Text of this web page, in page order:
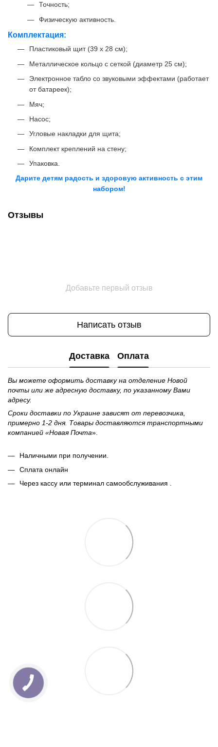
Точность;
Физическую активность.
Комплектация:
Пластиковый щит (39 x 28 см);
Металлическое кольцо с сеткой (диаметр 25 см);
Электронное табло со звуковыми эффектами (работает
от батареек);
Мяч;
Насос;
Угловые накладки для щита;
Комплект креплений на стену;
Упаковка.
Дарите детям радость и здоровую активность с этим
набором!
Отзывы
Добавьте первый отзыв
Написать отзыв
Доставка Оплата
Вы можете оформить доставку на отделение Новой
почты или же адресную доставку, по указанному Вами
адресу.
Сроки доставки по Украине зависят от перевозчика,
примерно 1-2 дня. Товары доставляются транспортными
компанией «Новая Почта».
Наличными при получении.
Сплата онлайн
Через кассу или терминал самообслуживания .